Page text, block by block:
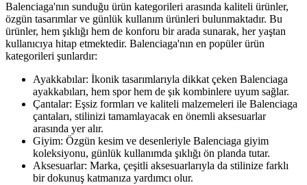
Balenciaga'nın sunduğu ürün kategorileri arasında kaliteli ürünler,
özgün tasarımlar ve günlük kullanım ürünleri bulunmaktadır. Bu
ürünler, hem şıklığı hem de konforu bir arada sunarak, her yaştan
kullanıcıya hitap etmektedir. Balenciaga'nın en popüler ürün
kategorileri şunlardır:
Ayakkabılar: İkonik tasarımlarıyla dikkat çeken Balenciaga
ayakkabıları, hem spor hem de şık kombinlere uyum sağlar.
Çantalar: Eşsiz formları ve kaliteli malzemeleri ile Balenciaga
çantaları, stilinizi tamamlayacak en önemli aksesuarlar
arasında yer alır.
Giyim: Özgün kesim ve desenleriyle Balenciaga giyim
koleksiyonu, günlük kullanımda şıklığı ön planda tutar.
Aksesuarlar: Marka, çeşitli aksesuarlarıyla da stilinize farklı
bir dokunuş katmanıza yardımcı olur.